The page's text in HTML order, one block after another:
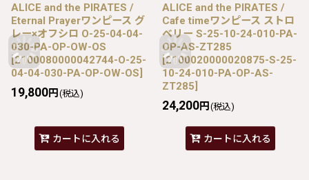
ALICE and the PIRATES /
Eternal Prayerワンピース グ
レー×オフシロ O-25-04-04-
030-PA-OP-OW-OS
[2100080000042744-O-25-
04-04-030-PA-OP-OW-OS]
19,800円 (税込)
カートに入れる
ALICE and the PIRATES /
Cafe timeワンピース ストロ
ベリー S-25-10-24-010-PA-
OP-AS-ZT285
[2100020000020875-S-25-
10-24-010-PA-OP-AS-
ZT285]
24,200円 (税込)
カートに入れる